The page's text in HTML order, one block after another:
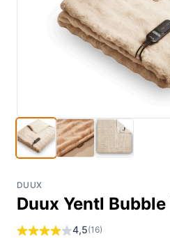
DUUX
Duux Yentl
4,5(16)